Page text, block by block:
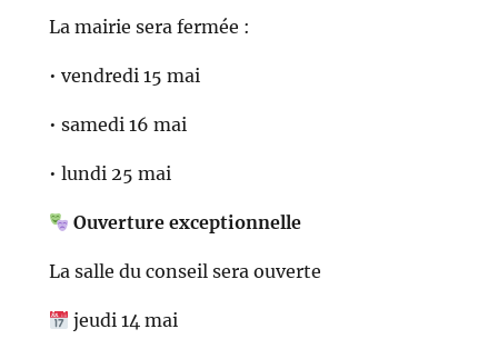
La mairie sera fermée :
• vendredi 15 mai
• samedi 16 mai
• lundi 25 mai
Ouverture exceptionnelle
La salle du conseil sera ouverte
jeudi 14 mai